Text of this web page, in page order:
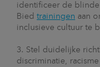
identificeer de
Bied trainingen aan
inclusieve cultuur te
Stel duidelijke
discriminatie,